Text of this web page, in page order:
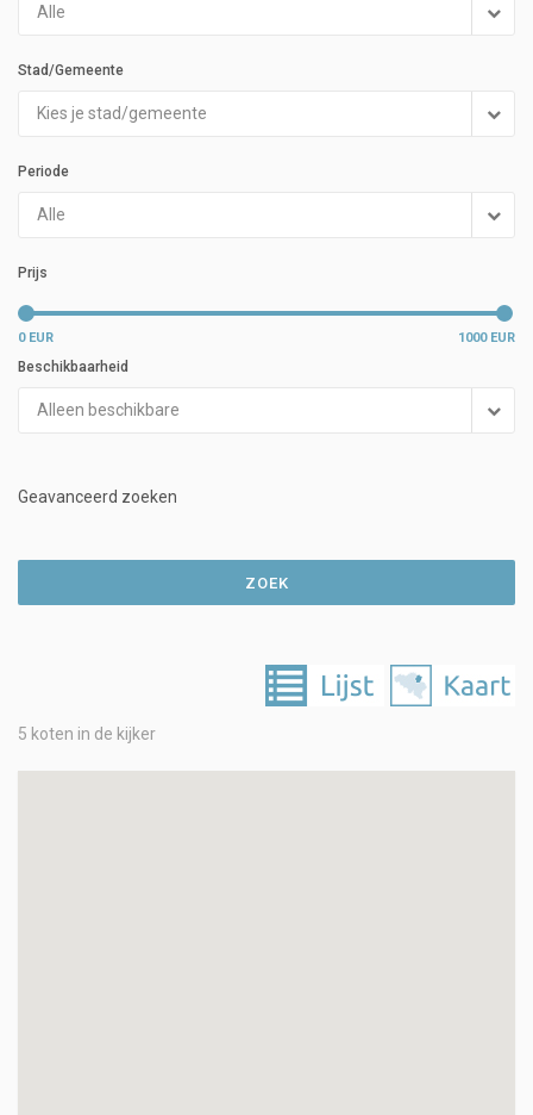
Alle
Stad/Gemeente
Kies je stad/gemeente
Periode
Alle
Prijs
0 EUR 1000 EUR
Beschikbaarheid
Alleen beschikbare
Geavanceerd zoeken
ZOEK
5 koten in de kijker